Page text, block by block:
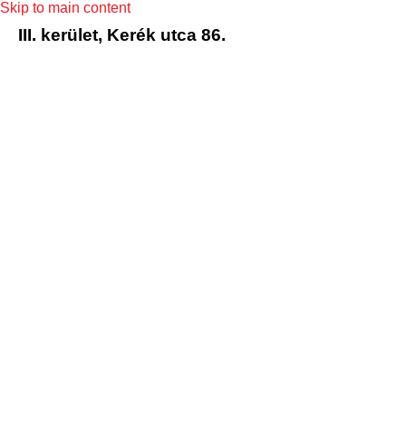
Skip to main content
III. kerület, Kerék utca 86.